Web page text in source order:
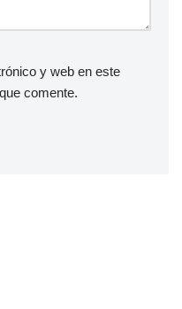
y web en este
comente.